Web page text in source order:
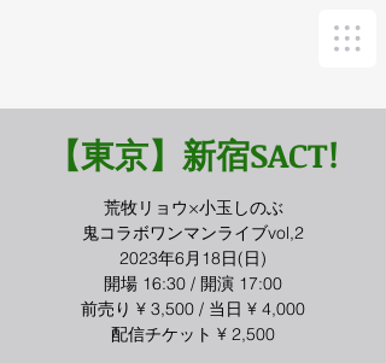
【東京】新宿SACT!
荒牧リョウ×小玉しのぶ
鬼コラボワンマンライブvol,2
2023年6月18日(日)
開場 16:30 / 開演 17:00
前売り ¥ 3,500 / 当日 ¥ 4,000
配信チケット ¥ 2,500